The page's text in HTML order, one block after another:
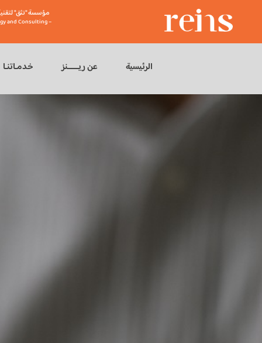
مؤسسة "نثق"
and Consulting –
الرئيسية عن ريــــــنز خدمـاتنـا